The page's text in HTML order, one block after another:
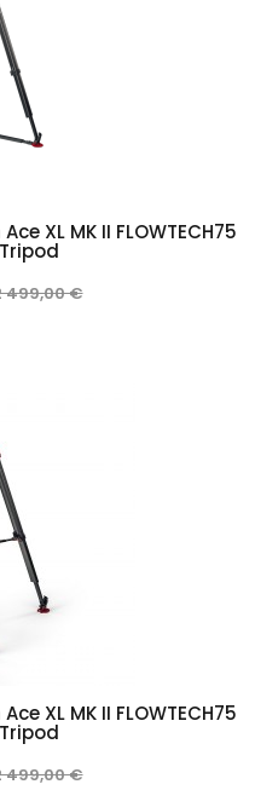
XL MK II FLOWTECH75
499,00 €
XL MK II FLOWTECH75
499,00 €